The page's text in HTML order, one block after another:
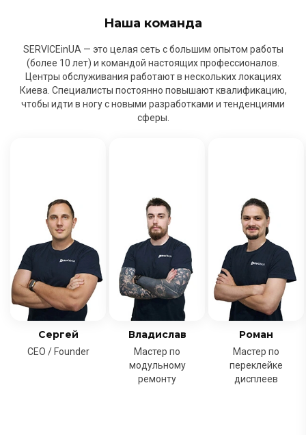
Наша команда
SERVICEinUA — это целая сеть с большим опытом работы
(более 10 лет) и командой настоящих профессионалов.
Центры обслуживания работают в нескольких локациях
Киева. Специалисты постоянно повышают квалификацию,
чтобы идти в ногу с новыми разработками и тенденциями
сферы.
Сергей
CEO / Founder
Владислав
Мастер по
модульному
ремонту
Роман
Мастер по
переклейке
дисплеев